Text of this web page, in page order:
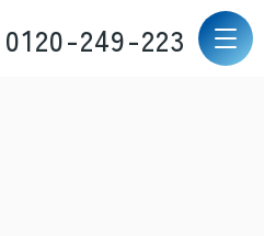
0120-249-223